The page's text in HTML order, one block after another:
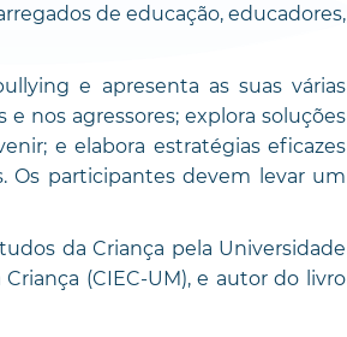
de educação, educadores,
e apresenta as suas várias
nos agressores; explora soluções
e elabora estratégias eficazes
Os participantes devem levar um
da Criança pela Universidade
(CIEC-UM), e autor do livro